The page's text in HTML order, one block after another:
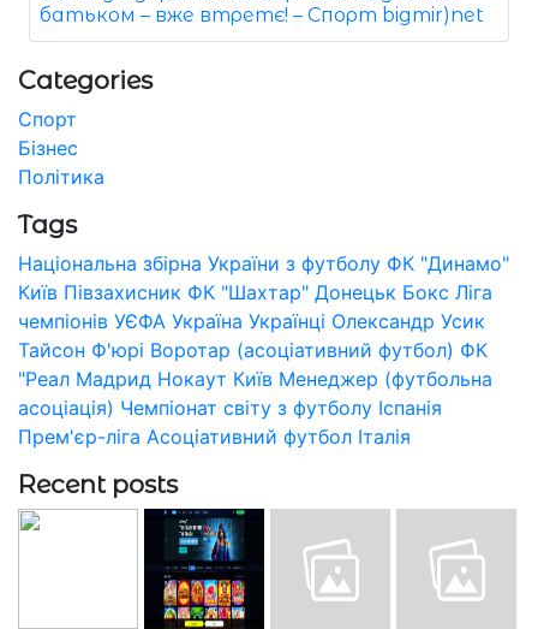
батьком – вже втретє! – Спорт bigmir)net
Categories
Спорт
Бізнес
Політика
Tags
Національна збірна України з футболу ФК "Динамо"
Київ Півзахисник ФК "Шахтар" Донецьк Бокс Ліга
чемпіонів УЄФА Україна Українці Олександр Усик
Тайсон Ф'юрі Воротар (асоціативний футбол) ФК
"Реал Мадрид Нокаут Київ Менеджер (футбольна
асоціація) Чемпіонат світу з футболу Іспанія
Прем'єр-ліга Асоціативний футбол Італія
Recent posts